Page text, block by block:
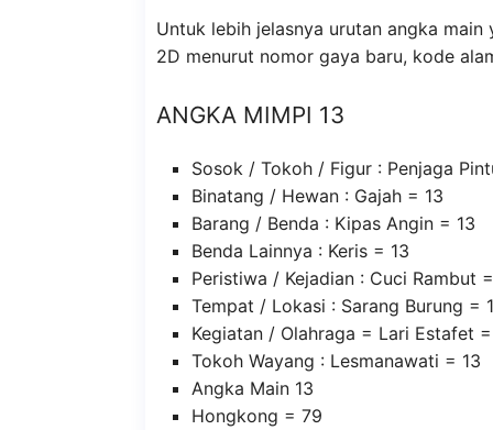
Untuk lebih jelasnya urutan angka
2D menurut nomor gaya baru, kode
ANGKA MIMPI 13
Sosok / Tokoh / Figur : Penjaga
Binatang / Hewan : Gajah = 13
Barang / Benda : Kipas Angin = 13
Benda Lainnya : Keris = 13
Peristiwa / Kejadian : Cuci Rambut
Tempat / Lokasi : Sarang Burung =
Kegiatan / Olahraga = Lari Estafet
Tokoh Wayang : Lesmanawati = 13
Angka Main 13
Hongkong = 79